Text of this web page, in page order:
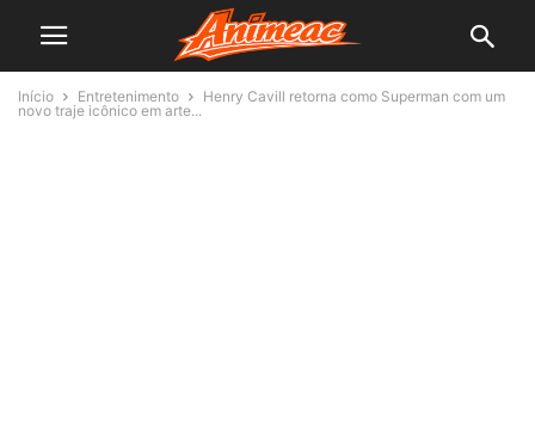
Início Entretenimento
Henry Cavill retorna como Superman com um
novo traje icônico em arte...